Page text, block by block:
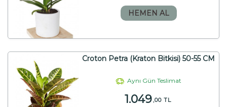
HEMEN AL
Croton Petra (Kraton Bitkisi) 50-55 CM
Aynı Gün Teslimat
1.049,00 TL